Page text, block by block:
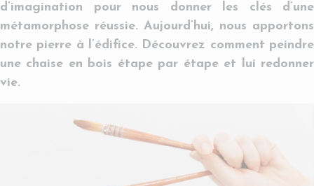
d’imagination pour nous donner les clés d’une
métamorphose réussie. Aujourd’hui, nous apportons
notre pierre à l’édifice. Découvrez comment peindre
une chaise en bois étape par étape et lui redonner
vie.